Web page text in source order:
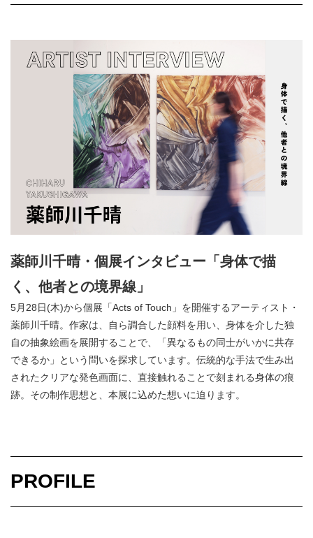
薬師川千晴・個展インタビュー「身体で描
く、他者との境界線」
5月28日(木)から個展「Acts of Touch」を開催するアーティスト・
薬師川千晴。作家は、自ら調合した顔料を用い、身体を介した独
自の抽象絵画を展開することで、「異なるもの同士がいかに共存
できるか」という問いを探求しています。伝統的な手法で生み出
されたクリアな発色画面に、直接触れることで刻まれる身体の痕
跡。その制作思想と、本展に込めた想いに迫ります。
PROFILE